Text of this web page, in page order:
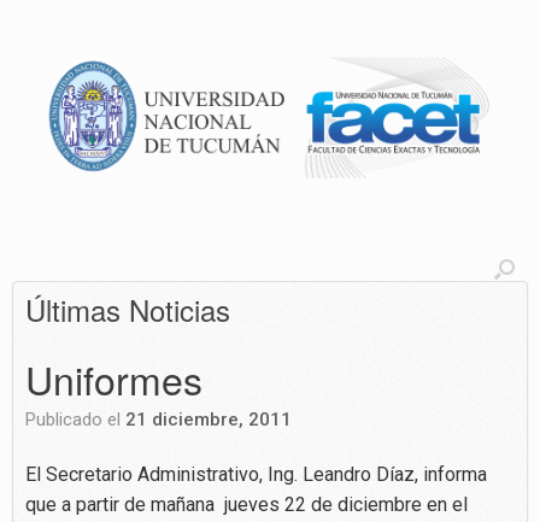
Últimas Noticias
Uniformes
Publicado el 21 diciembre, 2011
El Secretario Administrativo, Ing. Leandro Díaz, informa
que a partir de mañana jueves 22 de diciembre en el